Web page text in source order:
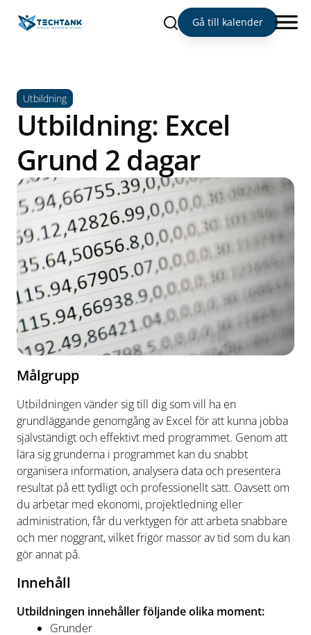
Sök Gå till kalender
Utbildning
Utbildning: Excel
Grund 2 dagar
Målgrupp
Utbildningen vänder sig till dig som vill ha en
grundläggande genomgång av Excel för att kunna jobba
självständigt och effektivt med programmet. Genom att
lära sig grunderna i programmet kan du snabbt
organisera information, analysera data och presentera
resultat på ett tydligt och professionellt sätt. Oavsett om
du arbetar med ekonomi, projektledning eller
administration, får du verktygen för att arbeta snabbare
och mer noggrant, vilket frigör massor av tid som du kan
gör annat på.
Innehåll
Utbildningen innehåller följande olika moment:
Grunder